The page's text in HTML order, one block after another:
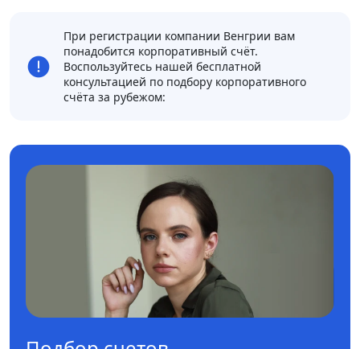
При регистрации компании Венгрии вам
понадобится корпоративный счёт.
Воспользуйтесь нашей бесплатной
консультацией по подбору корпоративного
счёта за рубежом: